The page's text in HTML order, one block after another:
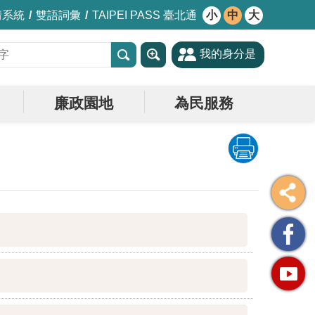
統 雙語詞彙 TAIPEI PASS 臺北通 小 中 大
我的身分是
廉政園地 為民服務